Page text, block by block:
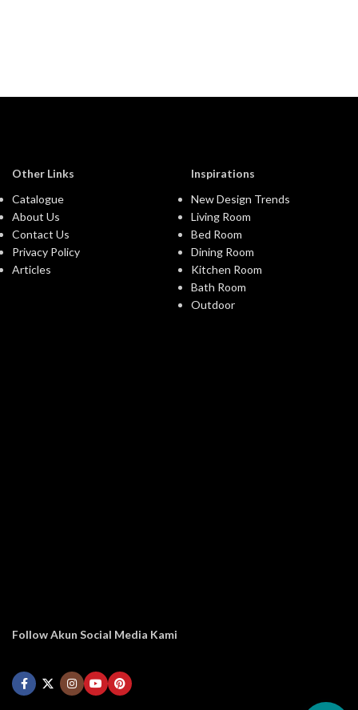
Other Links
Catalogue
About Us
Contact Us
Privacy Policy
Articles
Inspirations
New Design Trends
Living Room
Bed Room
Dining Room
Kitchen Room
Bath Room
Outdoor
Follow Akun Social Media Kami